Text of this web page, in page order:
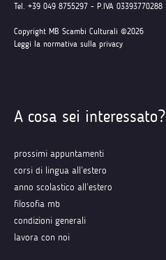
Tel. +39 049 8755297 - P.IVA 03393770288
Copyright MB Scambi Culturali ©2026
Leggi la normativa sulla privacy
A cosa sei interessato?
prossimi appuntamenti
corsi di lingua all’estero
anno scolastico all’estero
filosofia mb
condizioni generali
lavora con noi